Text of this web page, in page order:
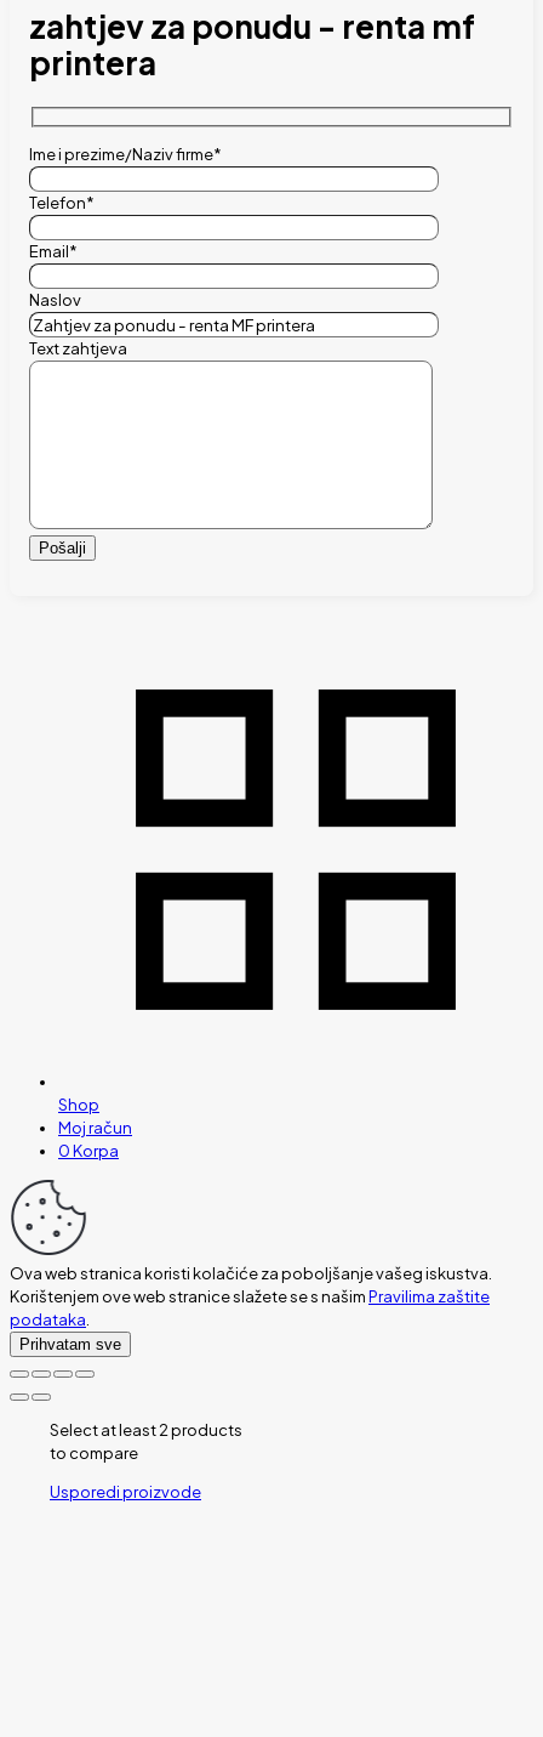
zahtjev za ponudu - renta mf
printera
Ime i prezime/Naziv firme*
Telefon*
Email*
Naslov
Text zahtjeva
Shop
Moj račun
0Korpa
Ova web stranica koristi kolačiće za poboljšanje vašeg iskustva.
Korištenjem ove web stranice slažete se s našimPravilima zaštite
podataka.
Prihvatam sve
Select at least 2 products
to compare
Usporedi proizvode